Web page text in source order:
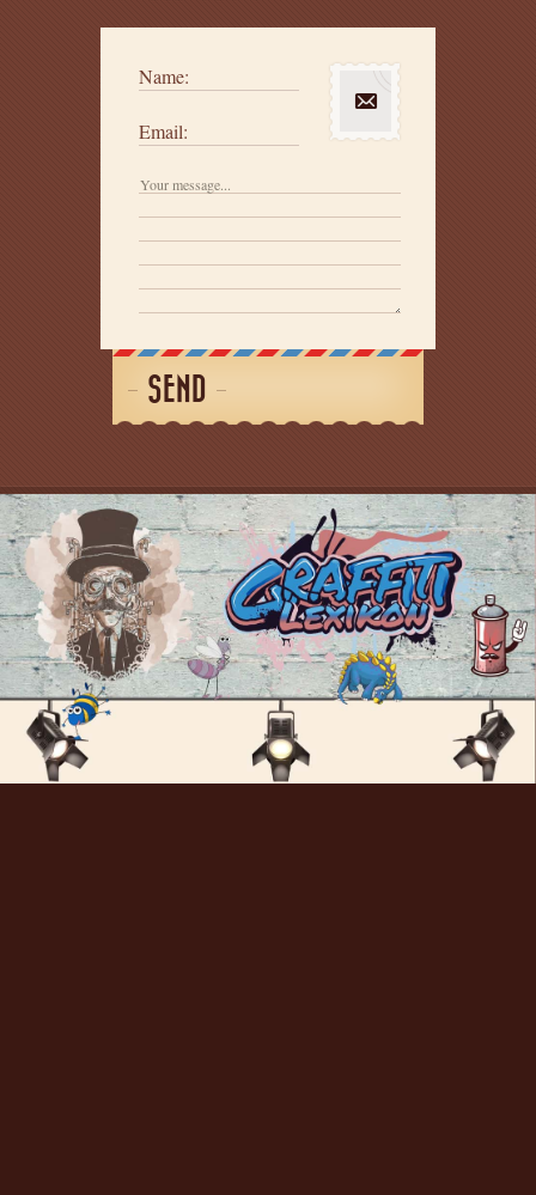
Name:
Email:
SEND